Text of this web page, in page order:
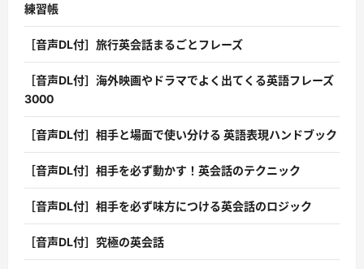
練習帳
［音声DL付］旅行英会話まるごとフレーズ
［音声DL付］海外映画やドラマでよく出てくる英語フレーズ
3000
［音声DL付］相手と場面で使い分ける 英語表現ハンドブック
［音声DL付］相手を必ず動かす！英会話のテクニック
［音声DL付］相手を必ず味方につける英会話のロジック
［音声DL付］究極の英会話